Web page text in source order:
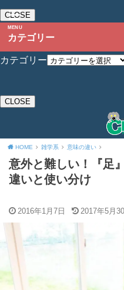
MENU
CLOSE
カテゴリー
カテゴリー
CLOSE
HOME 雑学系 意味の違い
意外と難しい！『足
違いと使い分け
2016年1月7日 2017年5月